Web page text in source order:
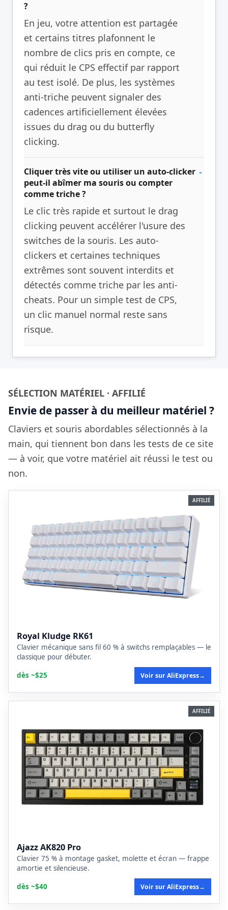
?
En jeu, votre attention est partagée
et certains titres plafonnent le
nombre de clics pris en compte, ce
qui réduit le CPS effectif par rapport
au test isolé. De plus, les systèmes
anti-triche peuvent signaler des
cadences artificiellement élevées
issues du drag ou du butterfly
clicking.
Cliquer très vite ou utiliser un auto-clicker
peut-il abîmer ma souris ou compter
comme triche ?
Le clic très rapide et surtout le drag
clicking peuvent accélérer l'usure des
switches de la souris. Les auto-
clickers et certaines techniques
extrêmes sont souvent interdits et
détectés comme triche par les anti-
cheats. Pour un simple test de CPS,
un clic manuel normal reste sans
risque.
SÉLECTION MATÉRIEL · AFFILIÉ
Envie de passer à du meilleur matériel ?
Claviers et souris abordables sélectionnés à la
main, qui tiennent bon dans les tests de ce site
— à voir, que votre matériel ait réussi le test ou
non.
AFFILIÉ
Royal Kludge RK61
Clavier mécanique sans fil 60 % à switchs remplaçables — le
classique pour débuter.
dès ~$25
Voir sur AliExpress→
AFFILIÉ
Ajazz AK820 Pro
Clavier 75 % à montage gasket, molette et écran — frappe
amortie et silencieuse.
dès ~$40
Voir sur AliExpress→